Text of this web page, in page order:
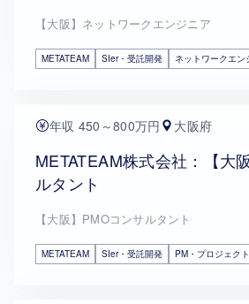
【大阪】ネットワークエンジニア
METATEAM SIer・受託開発 ネットワークエン
年収 450～800万円 大阪府
METATEAM株式会社：【大
ルタント
【大阪】PMOコンサルタント
METATEAM SIer・受託開発 PM・プロジェク